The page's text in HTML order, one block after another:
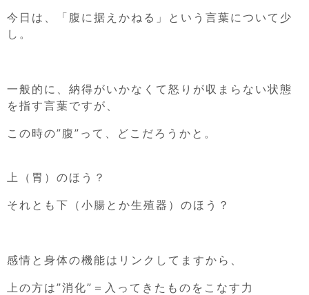
今日は、「腹に据えかねる」という言葉について少
し。
一般的に、納得がいかなくて怒りが収まらない状態
を指す言葉ですが、
この時の”腹”って、どこだろうかと。
上（胃）のほう？
それとも下（小腸とか生殖器）のほう？
感情と身体の機能はリンクしてますから、
上の方は”消化”＝入ってきたものをこなす力